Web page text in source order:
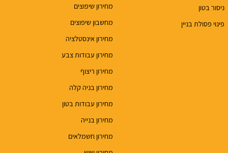
ניסור בטון
פינוי פסולת בניין
מחירון שיפוצים
מחשבון שיפוצים
מחירון אינסטלציה
מחירון עבודות צבע
מחירון ריצוף
מחירון בניה קלה
מחירון עבודות בטון
מחירון בנייה
מחירון חשמלאים